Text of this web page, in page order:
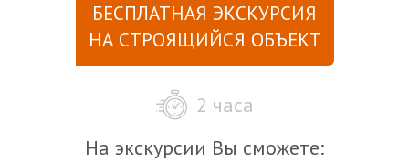
БЕСПЛАТНАЯ ЭКСКУРСИЯ
НА СТРОЯЩИЙСЯ ОБЪЕКТ
2 часа
На экскурсии Вы сможете: